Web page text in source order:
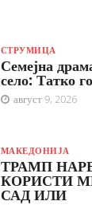
СТРУМИЦА
Семејна
село: Татко
август 9, 2026
МАКЕДОНИЈА
ТРАМП
КОРИСТИ
САД ИЛИ